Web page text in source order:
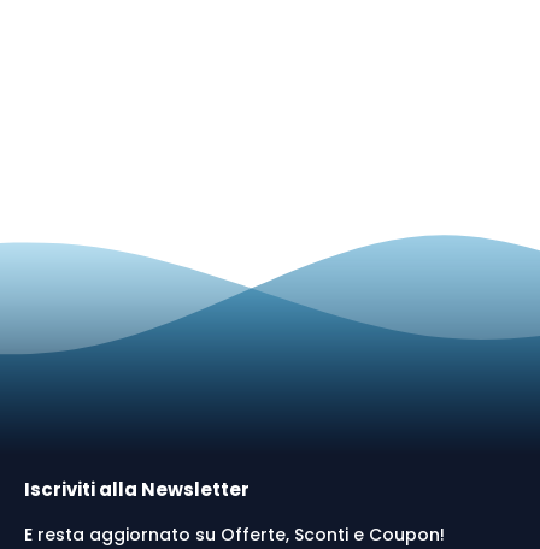
Iscriviti alla Newsletter
E resta aggiornato su Offerte, Sconti e Coupon!